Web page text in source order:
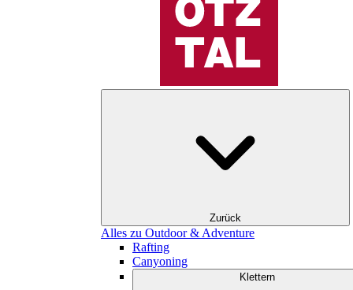
Zurück
Alles zu Outdoor & Adventure
Rafting
Canyoning
Klettern